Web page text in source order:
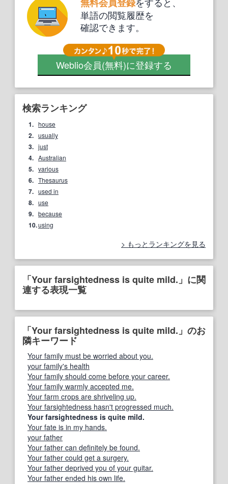
単語の閲覧履歴を
確認できます。
Weblio会員(無料)に登録する
検索ランキング
1. house
2. usually
3. just
4. Australian
5. various
6. Thesaurus
7. used in
8. use
9. because
10.using
もっとランキングを見る
「Your farsightedness is quite mild.」に関
連する表現一覧
「Your farsightedness is quite mild.」のお
隣キーワード
Your family must be worried about you.
your family's health
Your family should come before your career.
Your family warmly accepted me.
Your farm crops are shriveling up.
Your farsightedness hasn't progressed much.
Your farsightedness is quite mild.
Your fate is in my hands.
your father
Your father can definitely be found.
Your father could get a surgery.
Your father deprived you of your guitar.
Your father ended his own life.